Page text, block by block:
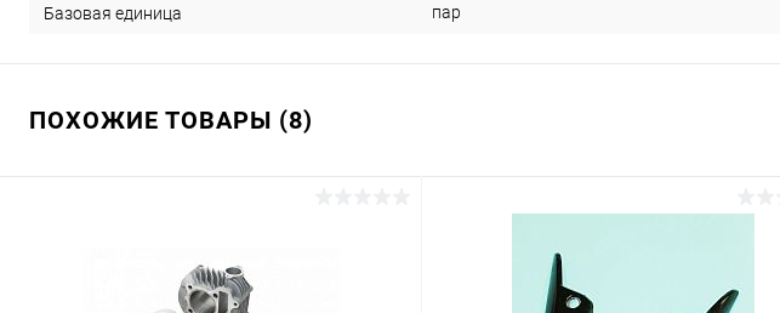
Базовая единица пар
ПОХОЖИЕ ТОВАРЫ (8)